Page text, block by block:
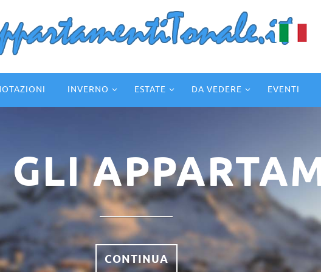
INVERNO ESTATE DA VEDERE EVENTI
INVERNO
CONTINUA